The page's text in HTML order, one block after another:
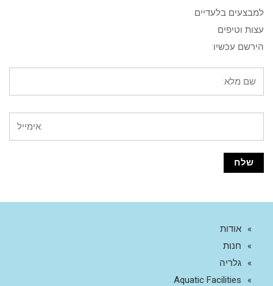
למבצעים בלעדיים
עצות וטיפים
הירשם עכשיו:
אודות
חנות
גלריה
Aquatic Facilities